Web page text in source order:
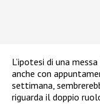
L’ipotesi di una
anche con
settimana,
riguarda il doppio